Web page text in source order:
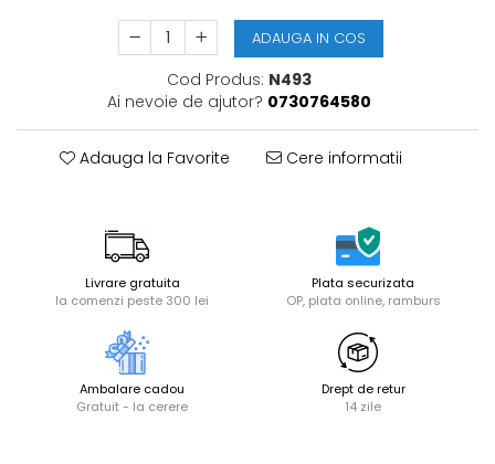
ADAUGA IN COS
Cod Produs: N493
Ai nevoie de ajutor? 0730764580
Adauga la Favorite Cere informatii
Livrare gratuita
la comenzi peste 300 lei
Plata securizata
OP, plata online, ramburs
Ambalare cadou
Gratuit - la cerere
Drept de retur
14 zile